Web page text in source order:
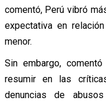
comentó, Perú vibró
expectativa en
menor.
Sin embargo,
resumir en las
denuncias de